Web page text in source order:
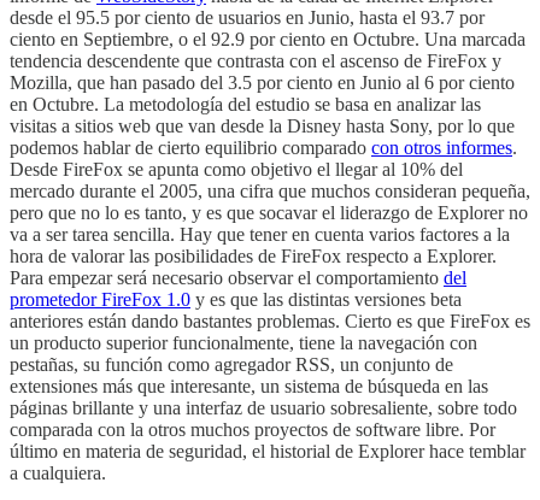
desde el 95.5 por ciento de usuarios en Junio, hasta el 93.7 por
ciento en Septiembre, o el 92.9 por ciento en Octubre. Una marcada
tendencia descendente que contrasta con el ascenso de FireFox y
Mozilla, que han pasado del 3.5 por ciento en Junio al 6 por ciento
en Octubre. La metodología del estudio se basa en analizar las
visitas a sitios web que van desde la Disney hasta Sony, por lo que
podemos hablar de cierto equilibrio comparado con otros informes.
Desde FireFox se apunta como objetivo el llegar al 10% del
mercado durante el 2005, una cifra que muchos consideran pequeña,
pero que no lo es tanto, y es que socavar el liderazgo de Explorer no
va a ser tarea sencilla. Hay que tener en cuenta varios factores a la
hora de valorar las posibilidades de FireFox respecto a Explorer.
Para empezar será necesario observar el comportamiento del
prometedor FireFox 1.0 y es que las distintas versiones beta
anteriores están dando bastantes problemas. Cierto es que FireFox es
un producto superior funcionalmente, tiene la navegación con
pestañas, su función como agregador RSS, un conjunto de
extensiones más que interesante, un sistema de búsqueda en las
páginas brillante y una interfaz de usuario sobresaliente, sobre todo
comparada con la otros muchos proyectos de software libre. Por
último en materia de seguridad, el historial de Explorer hace temblar
a cualquiera.